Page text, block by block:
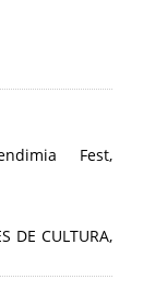
Fest,
DE CULTURA,